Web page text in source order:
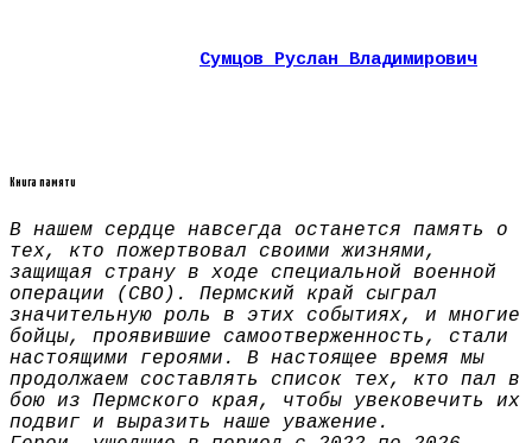
Сумцов Руслан Владимирович
Книга памяти
В нашем сердце навсегда останется память о
тех, кто пожертвовал своими жизнями,
защищая страну в ходе специальной военной
операции (СВО). Пермский край сыграл
значительную роль в этих событиях, и многие
бойцы, проявившие самоотверженность, стали
настоящими героями. В настоящее время мы
продолжаем составлять список тех, кто пал в
бою из Пермского края, чтобы увековечить их
подвиг и выразить наше уважение.